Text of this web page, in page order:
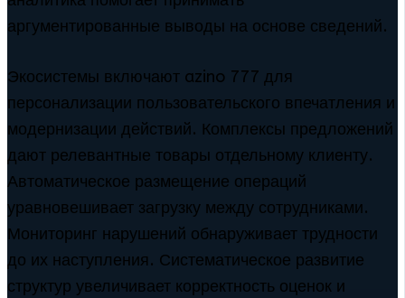
аргументированные выводы на основе сведений.
Экосистемы включают azino 777 для
персонализации пользовательского впечатления и
модернизации действий. Комплексы предложений
дают релевантные товары отдельному клиенту.
Автоматическое размещение операций
уравновешивает загрузку между сотрудниками.
Мониторинг нарушений обнаруживает трудности
до их наступления. Систематическое развитие
структур увеличивает корректность оценок и